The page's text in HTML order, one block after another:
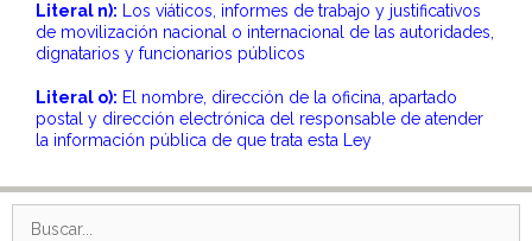
Literal n): Los viáticos, informes de trabajo y justificativos
de movilización nacional o internacional de las autoridades,
dignatarios y funcionarios públicos
Literal o): El nombre, dirección de la oficina, apartado
postal y dirección electrónica del responsable de atender
la información pública de que trata esta Ley
Buscar: